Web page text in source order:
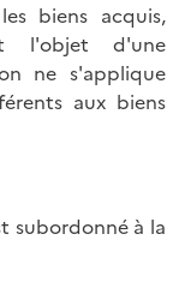
biens acquis,
l'objet d'une
ne s'applique
aux biens
subordonné à la